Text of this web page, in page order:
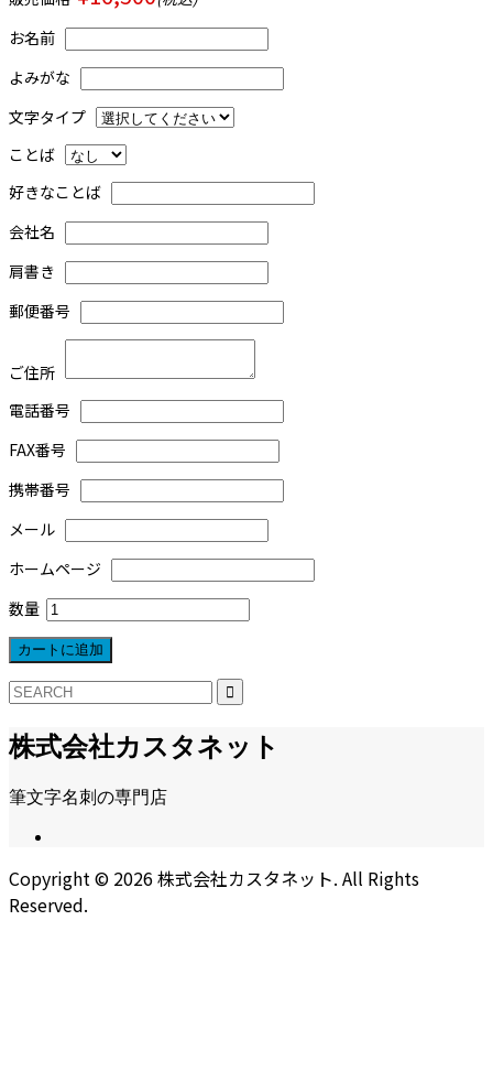
お名前
よみがな
文字タイプ
ことば
好きなことば
会社名
肩書き
郵便番号
ご住所
電話番号
FAX番号
携帯番号
メール
ホームページ
数量
株式会社カスタネット
筆文字名刺の専門店
Copyright © 2026株式会社カスタネット. All Rights
Reserved.